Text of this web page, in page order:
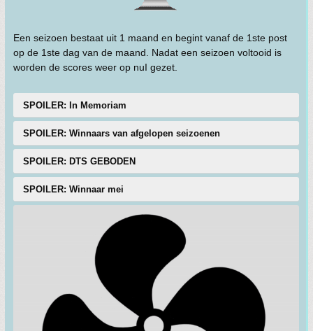
Een seizoen bestaat uit 1 maand en begint vanaf de 1ste post
op de 1ste dag van de maand. Nadat een seizoen voltooid is
worden de scores weer op nuI gezet.
SPOILER: In Memoriam
SPOILER: Winnaars van afgelopen seizoenen
SPOILER: DTS GEBODEN
SPOILER: Winnaar mei